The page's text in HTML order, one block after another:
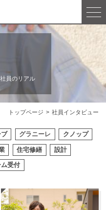
員のリアル
トップページ 社員インタビュー
グラニーレ クノップ
住宅修繕 設計
受付